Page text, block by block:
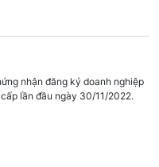
nhận đăng ký doanh nghiệp
lần đầu ngày 30/11/2022.